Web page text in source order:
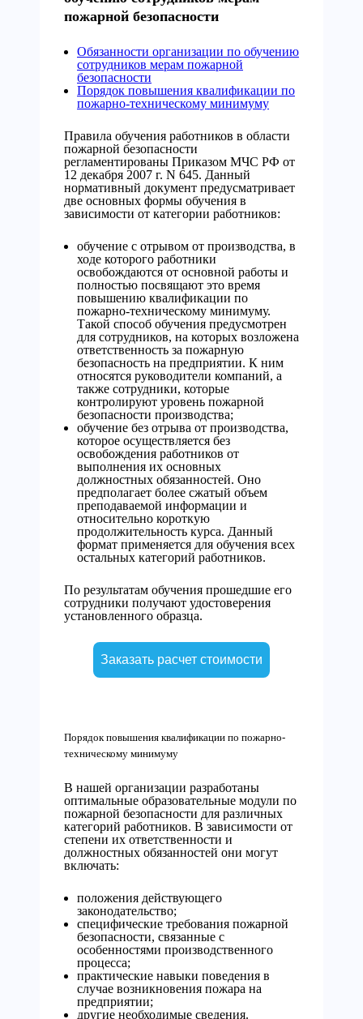
пожарной безопасности
Обязанности организации по обучению
сотрудников мерам пожарной
безопасности
Порядок повышения квалификации по
пожарно-техническому минимуму
Правила обучения работников в области
пожарной безопасности
регламентированы Приказом МЧС РФ от
12 декабря 2007 г. N 645. Данный
нормативный документ предусматривает
две основных формы обучения в
зависимости от категории работников:
обучение с отрывом от производства, в
ходе которого работники
освобождаются от основной работы и
полностью посвящают это время
повышению квалификации по
пожарно-техническому минимуму.
Такой способ обучения предусмотрен
для сотрудников, на которых возложена
ответственность за пожарную
безопасность на предприятии. К ним
относятся руководители компаний, а
также сотрудники, которые
контролируют уровень пожарной
безопасности производства;
обучение без отрыва от производства,
которое осуществляется без
освобождения работников от
выполнения их основных
должностных обязанностей. Оно
предполагает более сжатый объем
преподаваемой информации и
относительно короткую
продолжительность курса. Данный
формат применяется для обучения всех
остальных категорий работников.
По результатам обучения прошедшие его
сотрудники получают удостоверения
установленного образца.
Заказать расчет стоимости
Порядок повышения квалификации по пожарно-
техническому минимуму
В нашей организации разработаны
оптимальные образовательные модули по
пожарной безопасности для различных
категорий работников. В зависимости от
степени их ответственности и
должностных обязанностей они могут
включать:
положения действующего
законодательство;
специфические требования пожарной
безопасности, связанные с
особенностями производственного
процесса;
практические навыки поведения в
случае возникновения пожара на
предприятии;
другие необходимые сведения.